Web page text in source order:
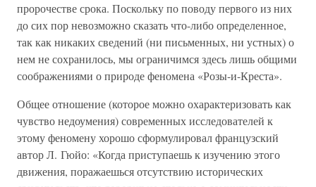
пророчестве срока. Поскольку по поводу первого из них
до сих пор невозможно сказать что-либо определенное,
так как никаких сведений (ни письменных, ни устных) о
нем не сохранилось, мы ограничимся здесь лишь общими
соображениями о природе феномена «Розы-и-Креста».
Общее отношение (которое можно охарактеризовать как
чувство недоумения) современных исследователей к
этому феномену хорошо сформулировал французский
автор Л. Гюйо: «Когда приступаешь к изучению этого
движения, поражаешься отсутствию исторических